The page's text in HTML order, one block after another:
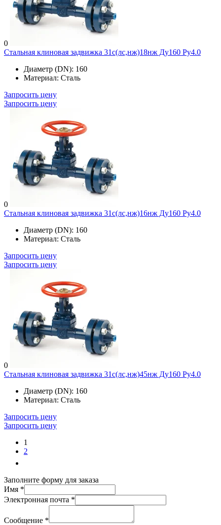
0
Стальная клиновая задвижка 31с(лс,нж)18нж Ду160 Ру4.0
Диаметр (DN): 160
Материал: Сталь
Запросить цену
Запросить цену
0
Стальная клиновая задвижка 31с(лс,нж)16нж Ду160 Ру4.0
Диаметр (DN): 160
Материал: Сталь
Запросить цену
Запросить цену
0
Стальная клиновая задвижка 31с(лс,нж)45нж Ду160 Ру4.0
Диаметр (DN): 160
Материал: Сталь
Запросить цену
Запросить цену
1
2
Заполните форму для заказа
Имя *
Электронная почта *
Сообщение *